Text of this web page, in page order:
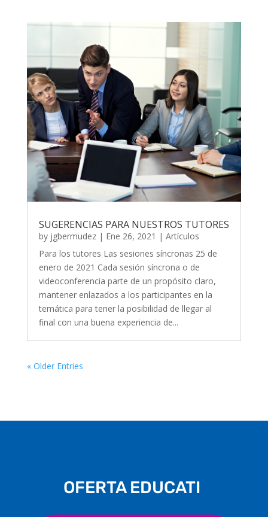
SUGERENCIAS PARA NUESTROS TUTORES
by jgbermudez| Ene 26, 2021 | Artículos
Para los tutores Las sesiones síncronas 25 de
enero de 2021 Cada sesión síncrona o de
videoconferencia parte de un propósito claro,
mantener enlazados a los participantes en la
temática para tener la posibilidad de llegar al
final con una buena experiencia de...
« Older Entries
O